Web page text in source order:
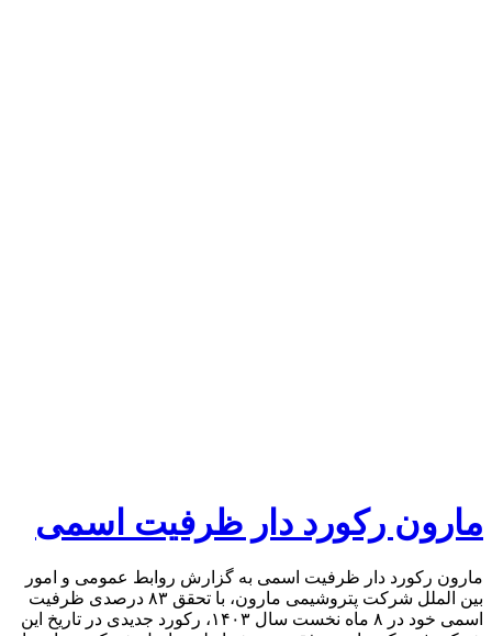
مارون رکورد دار ظرفیت اسمی
مارون رکورد دار ظرفیت اسمی به گزارش روابط عمومی و امور
بین الملل شرکت پتروشیمی مارون، با تحقق ۸۳ درصدی ظرفیت
اسمی خود در ۸ ماه نخست سال ۱۴۰۳، رکورد جدیدی در تاریخ این